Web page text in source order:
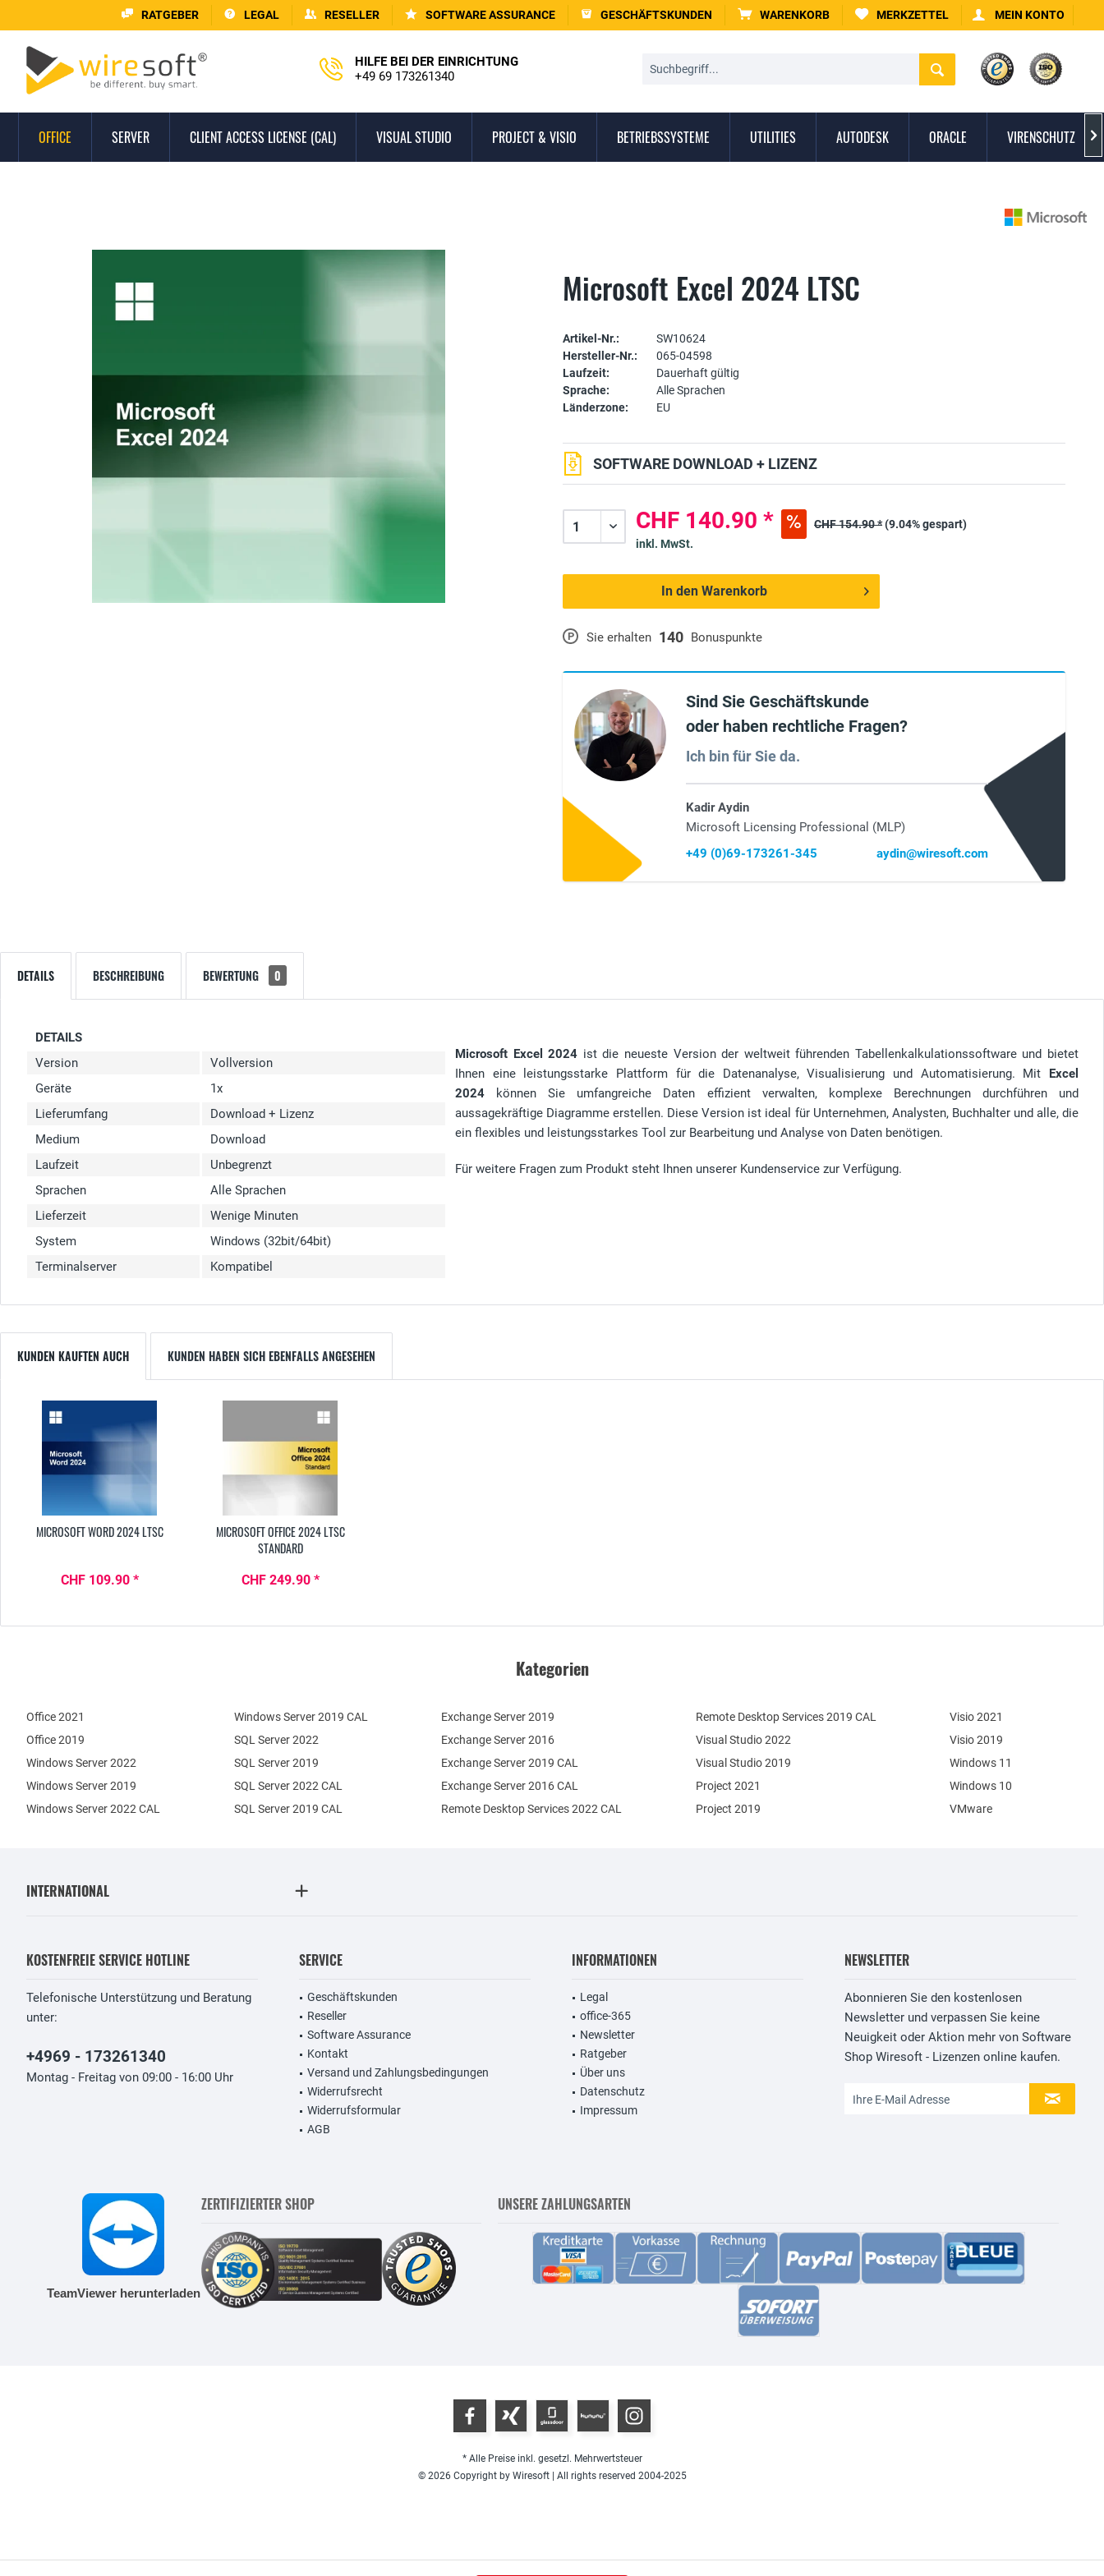
RATGEBER LEGAL RESELLER SOFTWARE ASSURANCE GESCHÄFTSKUNDEN WARENKORB MERKZETTEL MEIN KONTO
HILFE BEI DER EINRICHTUNG
+49 69 173261340
OFFICE SERVER CLIENT ACCESS LICENSE (CAL) VISUAL STUDIO PROJECT & VISIO BETRIEBSSYSTEME UTILITIES AUTODESK ORACLE VIRENSCHUTZ 
Microsoft Excel 2024 LTSC
Artikel-Nr.:
SW10624
Hersteller-Nr.:
065-04598
Laufzeit:
Dauerhaft gültig
Sprache:
Alle Sprachen
Länderzone:
EU
P Sie erhalten 140 Bonuspunkte
SOFTWARE DOWNLOAD + LIZENZ
CHF 140.90 * CHF 154.90 *(9.04% gespart)
inkl. MwSt.
In den Warenkorb
Sind Sie Geschäftskunde
oder haben rechtliche Fragen?
Ich bin für Sie da.
Kadir Aydin
Microsoft Licensing Professional (MLP)
+49 (0)69-173261-345
aydin@wiresoft.com
DETAILS BESCHREIBUNG BEWERTUNG 0
DETAILS
Version
Vollversion
Geräte
1x
Lieferumfang
Download + Lizenz
Medium
Download
Laufzeit
Unbegrenzt
Sprachen
Alle Sprachen
Lieferzeit
Wenige Minuten
System
Windows (32bit/64bit)
Terminalserver
Kompatibel
Microsoft Excel 2024 ist die neueste Version der weltweit führenden Tabellenkalkulationssoftware und bietet
Ihnen eine leistungsstarke Plattform für die Datenanalyse, Visualisierung und Automatisierung. Mit Excel
2024 können Sie umfangreiche Daten effizient verwalten, komplexe Berechnungen durchführen und
aussagekräftige Diagramme erstellen. Diese Version ist ideal für Unternehmen, Analysten, Buchhalter und alle, die
ein flexibles und leistungsstarkes Tool zur Bearbeitung und Analyse von Daten benötigen.
Für weitere Fragen zum Produkt steht Ihnen unserer Kundenservice zur Verfügung.
KUNDEN KAUFTEN AUCH KUNDEN HABEN SICH EBENFALLS ANGESEHEN
MICROSOFT WORD 2024 LTSC
CHF 109.90 *
MICROSOFT OFFICE 2024 LTSC
STANDARD
CHF 249.90 *
Kategorien
Office 2021
Office 2019
Windows Server 2022
Windows Server 2019
Exchange Server 2019
Exchange Server 2016
SQL Server 2022
SQL Server 2019
Windows Server 2022 CAL
Windows Server 2019 CAL
SQL Server 2022 CAL
SQL Server 2019 CAL
Remote Desktop Services 2022 CAL
Remote Desktop Services 2019 CAL
Exchange Server 2019 CAL
Exchange Server 2016 CAL
Visual Studio 2022
Visual Studio 2019
Project 2021
Project 2019
Visio 2021
Visio 2019
Windows 11
Windows 10
VMware
INTERNATIONAL
KOSTENFREIE SERVICE HOTLINE
Telefonische Unterstützung und Beratung
unter:
+4969 - 173261340
Montag - Freitag von 09:00 - 16:00 Uhr
SERVICE
Geschäftskunden
Reseller
Software Assurance
Kontakt
Versand und Zahlungsbedingungen
Widerrufsrecht
Widerrufsformular
AGB
INFORMATIONEN
Legal
office-365
Newsletter
Ratgeber
Über uns
Datenschutz
Impressum
NEWSLETTER
Abonnieren Sie den kostenlosen
Newsletter und verpassen Sie keine
Neuigkeit oder Aktion mehr von Software
Shop Wiresoft - Lizenzen online kaufen.
TeamViewer herunterladen
ZERTIFIZIERTER SHOP UNSERE ZAHLUNGSARTEN
* Alle Preise inkl. gesetzl. Mehrwertsteuer
© 2026 Copyright by Wiresoft | All rights reserved 2004-2025